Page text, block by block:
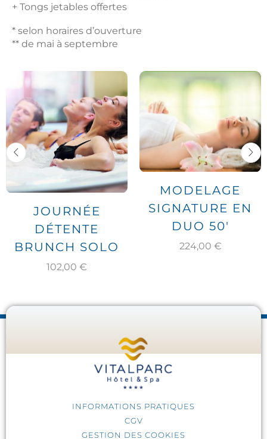
+ Tongs jetables offertes
* selon horaires d’ouverture
** de mai à septembre
JOURNÉE
DÉTENTE
BRUNCH SOLO
102,00 €
MODELAGE
SIGNATURE EN
DUO 50′
224,00 €
INFORMATIONS PRATIQUES
CGV
GESTION DES COOKIES